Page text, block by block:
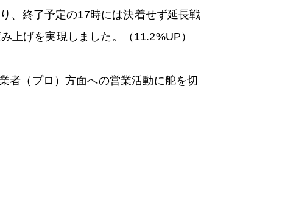
、終了予定の17時には決着せず延長戦
上げを実現しました。（11.2%UP）
者（プロ）方面への営業活動に舵を切